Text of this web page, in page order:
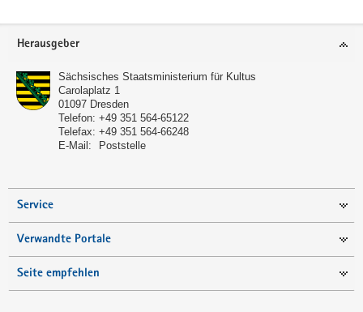
Service
Herausgeber
Sächsisches Staatsministerium für Kultus
Carolaplatz 1
01097 Dresden
Telefon: +49 351 564-65122
Telefax: +49 351 564-66248
E-Mail:
Poststelle
Service
Verwandte Portale
Seite empfehlen